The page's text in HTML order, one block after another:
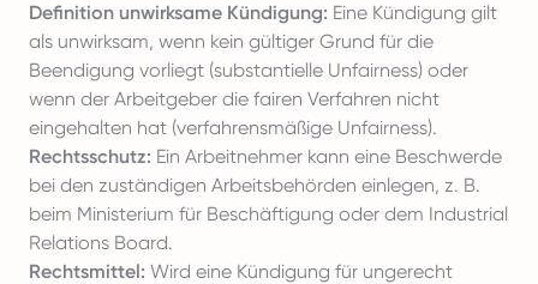
Definition unwirksame Kündigung: Eine Kündigung gilt
als unwirksam, wenn kein gültiger Grund für die
Beendigung vorliegt (substantielle Unfairness) oder
wenn der Arbeitgeber die fairen Verfahren nicht
eingehalten hat (verfahrensmäßige Unfairness).
Rechtsschutz: Ein Arbeitnehmer kann eine Beschwerde
bei den zuständigen Arbeitsbehörden einlegen, z. B.
beim Ministerium für Beschäftigung oder dem Industrial
Relations Board.
Rechtsmittel: Wird eine Kündigung für ungerecht